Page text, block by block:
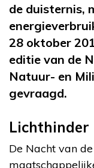
de duisternis,
28 oktober
editie van de
Natuur- en
gevraagd.
Lichthinder
De Nacht van